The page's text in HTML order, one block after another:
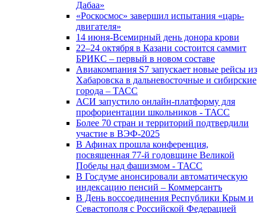
Дабаа»
«Роскосмос» завершил испытания «царь-
двигателя»
14 июня-Всемирный день донора крови
22–24 октября в Казани состоится саммит
БРИКС – первый в новом составе
Авиакомпания S7 запускает новые рейсы из
Хабаровска в дальневосточные и сибирские
города – ТАСС
АСИ запустило онлайн-платформу для
профориентации школьников - ТАСС
Более 70 стран и территорий подтвердили
участие в ВЭФ-2025
В Афинах прошла конференция,
посвященная 77-й годовщине Великой
Победы над фашизмом - ТАСС
В Госдуме анонсировали автоматическую
индексацию пенсий – Коммерсантъ
В День воссоединения Республики Крым и
Севастополя с Российской Федерацией